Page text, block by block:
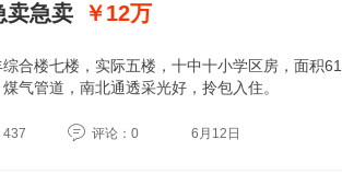
卖急卖 ￥12万
合楼七楼，实际五楼，十中十小学区房，面积
煤气管道，南北通透采光好，拎包入住。
437 评论：0 6月12日